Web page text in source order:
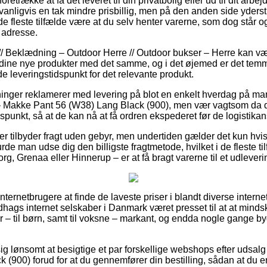
en tak mindre prisbillig, men på den anden side
fleste tilfælde være at du selv henter varerne, som dog står
Beklædning – Outdoor Herre // Outdoor bukser – Herre kan
nye produkter med det samme, og i det øjemed er det
leveringstidspunkt for det relevante produkt.
reklamerer med levering på blot en enkelt hverdag på
Pant 56 (W38) Lang Black (900), men vær vagtsom da
så at de kan nå at få ordren ekspederet før de
tilbyder fragt uden gebyr, men undertiden gælder det kun
man udse dig den billigste fragtmetode, hvilket i de fleste
Grenaa eller Hinnerup – er at få bragt varerne til et
at finde de laveste priser i blandt diverse
internet selskaber i Danmark været presset til at at
– til børn, samt til voksne – markant, og endda nogle gange
lønsomt at besigtige et par forskellige webshops efter
(900) forud for at du gennemfører din bestilling, sådan at du